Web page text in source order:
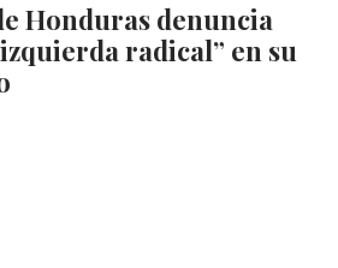
Honduras denuncia
radical” en su